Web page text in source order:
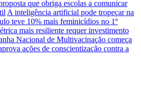
que obriga escolas a comunicar
A inteligência artificial pode tropeçar na
teve 10% mais feminicídios no 1º
mais resiliente requer investimento
Nacional de Multivacinação começa
ações de conscientização contra a